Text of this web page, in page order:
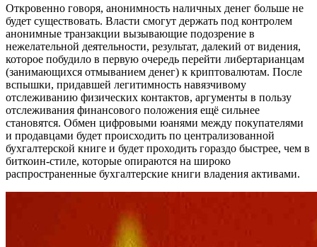
Откровенно говоря, анонимность наличных денег больше не
будет существовать. Власти смогут держать под контролем
анонимные транзакции вызывающие подозрение в
нежелательной деятельности, результат, далекий от видения,
которое побудило в первую очередь перейти либертарианцам
(занимающихся отмыванием денег) к криптовалютам. После
вспышки, придавшей легитимность навязчивому
отслеживанию физических контактов, аргументы в пользу
отслеживания финансового положения ещё сильнее
становятся. Обмен цифровыми юанями между покупателями
и продавцами будет происходить по централизованной
бухгалтерской книге и будет проходить гораздо быстрее, чем в
биткоин-стиле, которые опираются на широко
распространенные бухгалтерские книги владения активами.